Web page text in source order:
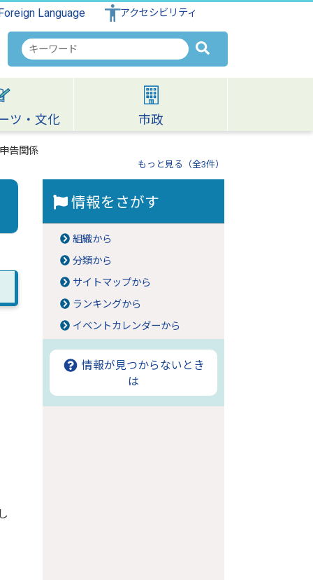
Language アクセシビリティ
検
索
キ
ワ
ー
ド
ツ・文化 市政
告関係
もっと見る（全3件）
情報をさがす
組織から
分類から
サイトマップから
ランキングから
イベントカレンダーから
情報が見つからないとき
は